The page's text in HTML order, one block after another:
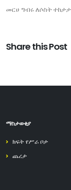
መርሀ ግብሩ ለሶስት
Share this Post
ማስታወቂያ
ክፍት የሥራ ቦታ
ጨረታ